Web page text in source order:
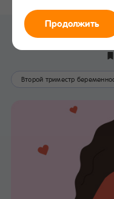
26
Второй триместр
Продолжить